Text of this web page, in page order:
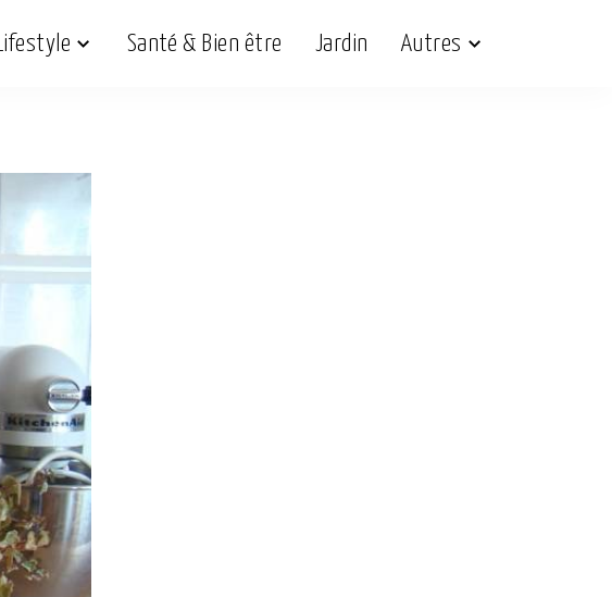
Lifestyle Santé & Bien être Jardin Autres